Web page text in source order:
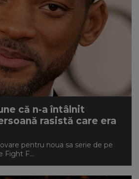
că n-a întâlnit
rasistă care era
pentru noua sa serie de pe
Fight F...